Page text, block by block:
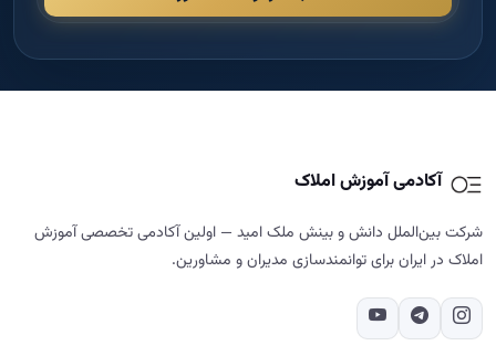
آکادمی آموزش املاک
شرکت بین‌الملل دانش و بینش ملک امید — اولین آکادمی تخصصی آموزش
املاک در ایران برای توانمندسازی مدیران و مشاورین.